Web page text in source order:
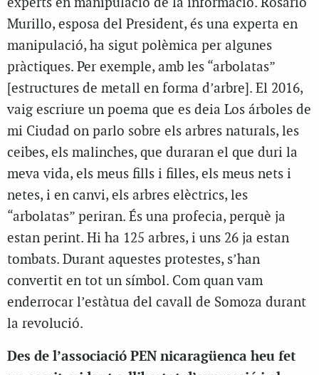
Murillo, esposa del President, és una experta en
manipulació, ha sigut polèmica per algunes
pràctiques. Per exemple, amb les “arbolatas”
[estructures de metall en forma d’arbre]. El 2016,
vaig escriure un poema que es deia Los árboles de
mi Ciudad on parlo sobre els arbres naturals, les
ceibes, els malinches, que duraran el que duri la
meva vida, els meus fills i filles, els meus nets i
netes, i en canvi, els arbres elèctrics, les
“arbolatas” periran. És una profecia, perquè ja
estan perint. Hi ha 125 arbres, i uns 26 ja estan
tombats. Durant aquestes protestes, s’han
convertit en tot un símbol. Com quan vam
enderrocar l’estàtua del cavall de Somoza durant
la revolució.
Des de l’associació PEN nicaragüenca heu fet